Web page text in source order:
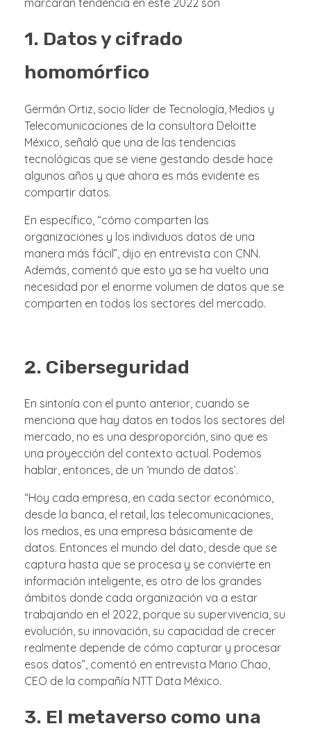
marcarán tendencia en este 2022 son
1. Datos y cifrado
homomórfico
Germán Ortiz, socio líder de Tecnología, Medios y
Telecomunicaciones de la consultora Deloitte
México, señaló que una de las tendencias
tecnológicas que se viene gestando desde hace
algunos años y que ahora es más evidente es
compartir datos.
En específico, “cómo comparten las
organizaciones y los individuos datos de una
manera más fácil”, dijo en entrevista con CNN.
Además, comentó que esto ya se ha vuelto una
necesidad por el enorme volumen de datos que se
comparten en todos los sectores del mercado.
2. Ciberseguridad
En sintonía con el punto anterior, cuando se
menciona que hay datos en todos los sectores del
mercado, no es una desproporción, sino que es
una proyección del contexto actual. Podemos
hablar, entonces, de un ‘mundo de datos’.
“Hoy cada empresa, en cada sector económico,
desde la banca, el retail, las telecomunicaciones,
los medios, es una empresa básicamente de
datos. Entonces el mundo del dato, desde que se
captura hasta que se procesa y se convierte en
información inteligente, es otro de los grandes
ámbitos donde cada organización va a estar
trabajando en el 2022, porque su supervivencia, su
evolución, su innovación, su capacidad de crecer
realmente depende de cómo capturar y procesar
esos datos”, comentó en entrevista Mario Chao,
CEO de la compañía NTT Data México.
3. El metaverso como una